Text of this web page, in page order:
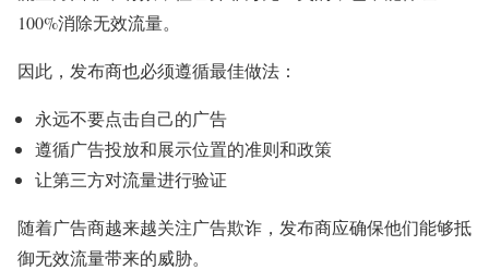
100%消除无效流量。
因此，发布商也必须遵循最佳做法：
永远不要点击自己的广告
遵循广告投放和展示位置的准则和政策
让第三方对流量进行验证
随着广告商越来越关注广告欺诈，发布商应确保他们能够抵
御无效流量带来的威胁。